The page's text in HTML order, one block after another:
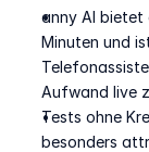
anny AI bietet
Minuten und
Aufwand live
Tests ohne
besonders